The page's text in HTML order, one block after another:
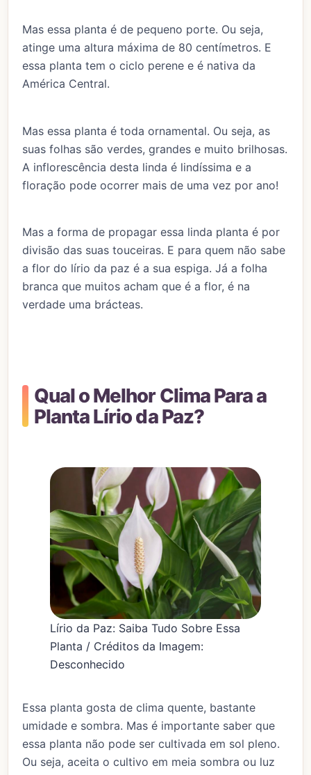
Mas essa planta é de pequeno porte. Ou seja,
atinge uma altura máxima de 80 centímetros. E
essa planta tem o ciclo perene e é nativa da
América Central.
Mas essa planta é toda ornamental. Ou seja, as
suas folhas são verdes, grandes e muito brilhosas.
A inflorescência desta linda é lindíssima e a
floração pode ocorrer mais de uma vez por ano!
Mas a forma de propagar essa linda planta é por
divisão das suas touceiras. E para quem não sabe
a flor do lírio da paz é a sua espiga. Já a folha
branca que muitos acham que é a flor, é na
verdade uma brácteas.
Qual o Melhor Clima Para a
Planta Lírio da Paz?
Lírio da Paz: Saiba Tudo Sobre Essa
Planta / Créditos da Imagem:
Desconhecido
Essa planta gosta de clima quente, bastante
umidade e sombra. Mas é importante saber que
essa planta não pode ser cultivada em sol pleno.
Ou seja, aceita o cultivo em meia sombra ou luz